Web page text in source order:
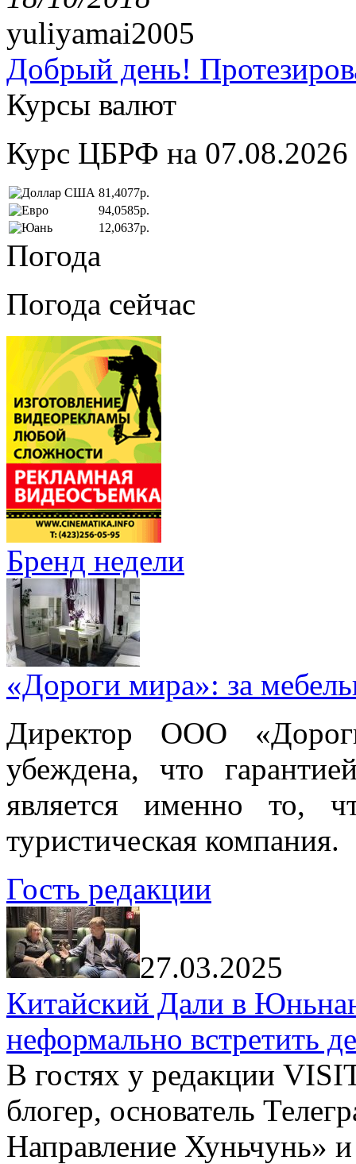
yuliyamai2005
Добрый день!
Курсы валют
Курс ЦБРФ на 07.08.2026
81,4077р.
94,0585р.
12,0637р.
Погода
Погода сейчас
Бренд недели
«Дороги мира»: за
Директор ООО
убеждена, что
является именно то,
туристическая компания.
Гость редакции
27.03.2025
Китайский Дали в
неформально встретить
В гостях у редакции
блогер, основатель
Направление Хуньчунь»